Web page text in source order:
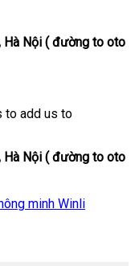
Hà Nội ( đường to oto
to add us to
Hà Nội ( đường to oto